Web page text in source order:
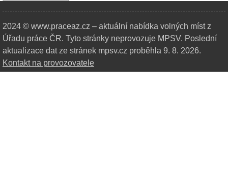
2024 © www.praceaz.cz – aktuální nabídka volných míst z
Úřadu práce ČR. Tyto stránky neprovozuje MPSV. Poslední
aktualizace dat ze stránek mpsv.cz proběhla 9. 8. 2026.
Kontakt na provozovatele